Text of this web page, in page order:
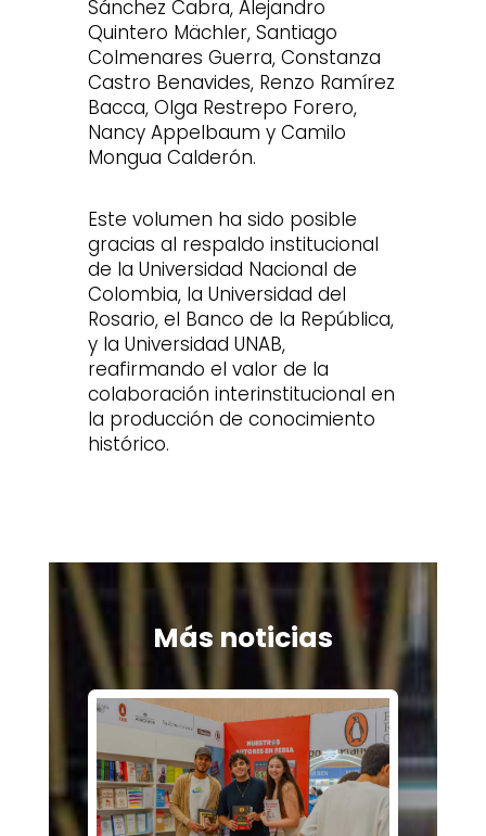
Sánchez Cabra, Alejandro
Quintero Mächler, Santiago
Colmenares Guerra, Constanza
Castro Benavides, Renzo Ramírez
Bacca, Olga Restrepo Forero,
Nancy Appelbaum y Camilo
Mongua Calderón.
Este volumen ha sido posible
gracias al respaldo institucional
de la Universidad Nacional de
Colombia, la Universidad del
Rosario, el Banco de la República,
y la Universidad UNAB,
reafirmando el valor de la
colaboración interinstitucional en
la producción de conocimiento
histórico.
Más noticias